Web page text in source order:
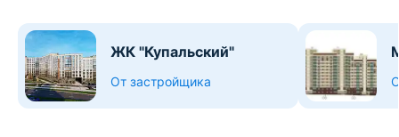
ЖК "Купальский"
От застройщика